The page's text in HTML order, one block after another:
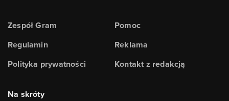
Zespół Gram
Regulamin
Polityka prywatności
Pomoc
Reklama
Kontakt z redakcją
Na skróty